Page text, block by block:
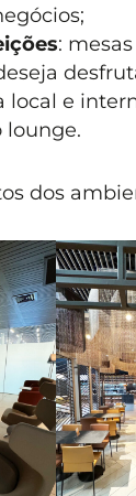
:
local e
lounge.
dos